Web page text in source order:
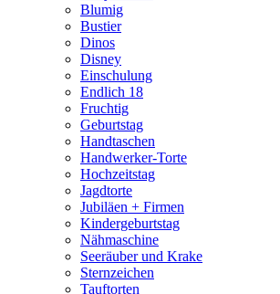
Blumig
Bustier
Dinos
Disney
Einschulung
Endlich 18
Fruchtig
Geburtstag
Handtaschen
Handwerker-Torte
Hochzeitstag
Jagdtorte
Jubiläen + Firmen
Kindergeburtstag
Nähmaschine
Seeräuber und Krake
Sternzeichen
Tauftorten